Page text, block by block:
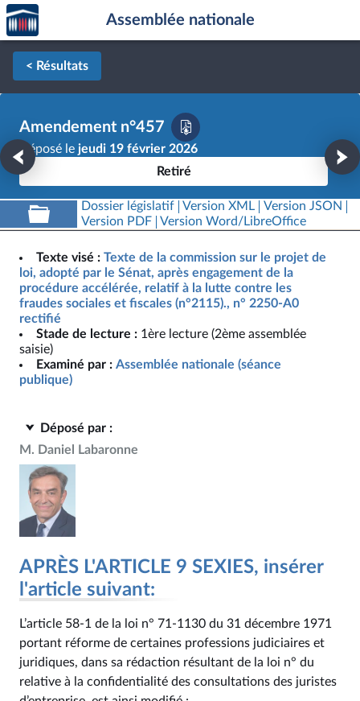
Aller au contenu
Aller en bas de la page
Accèder
à la
page
d'accueil
Assemblée nationale
< Résultats
Amendement n°457
Déposé le jeudi 19 février 2026
Retiré
Dossier législatif Version XML
Version JSON
Version PDF
Version Word/LibreOffice
Texte visé : Texte de la commission sur le projet de
loi, adopté par le Sénat, après engagement de la
procédure accélérée, relatif à la lutte contre les
fraudes sociales et fiscales (n°2115)., n° 2250-A0
rectifié
Stade de lecture : 1ère lecture (2ème assemblée
saisie)
Examiné par : Assemblée nationale (séance
publique)
Déposé par :
M. Daniel Labaronne
APRÈS L'ARTICLE 9 SEXIES, insérer
l'article suivant:
L’article 58‑1 de la loi n° 71‑1130 du 31 décembre 1971
portant réforme de certaines professions judiciaires et
juridiques, dans sa rédaction résultant de la loi n° du
relative à la confidentialité des consultations des juristes